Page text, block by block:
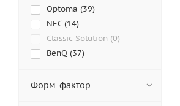
Optoma (39)
NEC (14)
Classic Solution (0)
BenQ (37)
LG (0)
Форм-фактор